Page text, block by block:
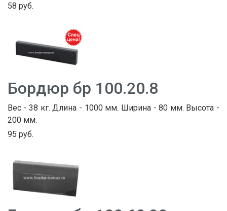
58 руб.
Бордюр бр 100.20.8
Вес - 38 кг. Длина - 1000 мм. Ширина - 80 мм. Высота -
200 мм.
95 руб.